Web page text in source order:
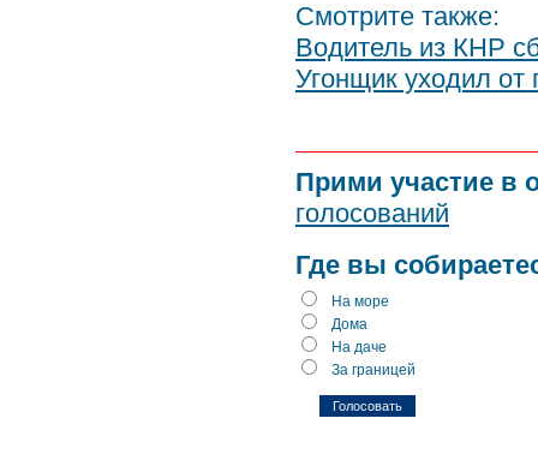
Смотрите также:
Водитель из КНР
Угонщик уходил от
Прими участие в
голосований
Где вы
На море
Дома
На даче
За границей